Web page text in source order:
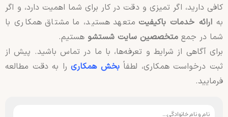
کافی دارید، اگر تمیزی و دقت در کار برای شما اهمیت دارد، و اگر
به ارائه خدمات باکیفیتمتعهد هستید، ما مشتاق همکاری با
شما در جمع متخصصین سایت شستشوهستیم.
برای آگاهی از شرایط و تعرفه‌ها، با ما در تماس باشید. پیش از
ثبت درخواست همکاری، لطفاً بخش همکاریرا به دقت مطالعه
فرمایید.